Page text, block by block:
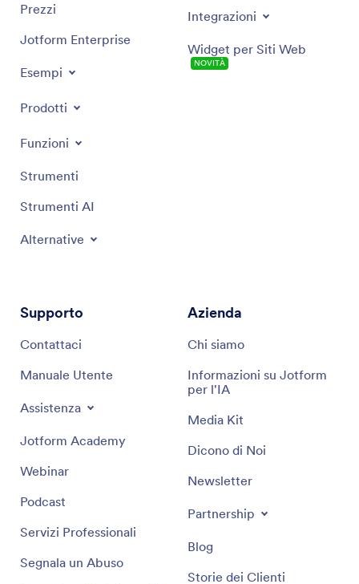
Prezzi
Jotform Enterprise
Esempi
Prodotti
Funzioni
Strumenti
Strumenti AI
Alternative
Integrazioni
Widget per Siti Web
NOVITÀ
Supporto
Contattaci
Manuale Utente
Assistenza
Jotform Academy
Webinar
Podcast
Servizi Professionali
Segnala un Abuso
Azienda
Chi siamo
Informazioni su Jotform
per l'IA
Media Kit
Dicono di Noi
Newsletter
Partnership
Blog
Storie dei Clienti